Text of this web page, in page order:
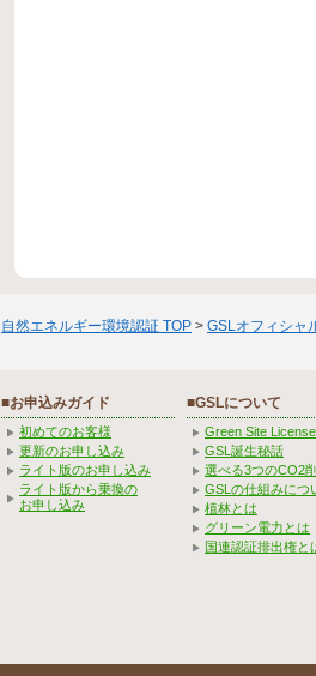
自然エネルギー環境認証 TOP > GSLオフィシャ
■お申込みガイド
初めてのお客様
更新のお申し込み
ライト版のお申し込み
ライト版から乗換の
お申し込み
■GSLについて
Green Site
GSL誕生秘話
選べる3つのCO2
GSLの仕組みにつ
植林とは
グリーン電力とは
国連認証排出権と